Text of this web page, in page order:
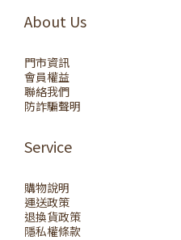
About Us
門市資訊
會員權益
聯絡我們
防詐騙聲明
Service
購物說明
運送政策
退換貨政策
隱私權條款